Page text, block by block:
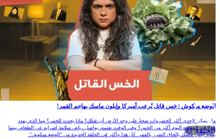
الحلقة 41
الوضع منكوش | خس قاتل يٌرعب أميركا وإيلون ماسك يهاجم القمر!
هل يمكن لإحدى أكثر الخضروات صحةً على وجه الأرض أن تقتلك؟ ماذا يحدث للخس؟ وما الذي يهدد
الولايات المتحدة اليوم أكثر من الخس؟ وفي الوقت نفسه، يواصل رياض سلامة إضرابه عن الطعام، بينما
يقوم إيلون ماسك بإلحاق الضرر بالقمر. كل هذا وأكثر في الحلقة الجديدة من "الوضع منكوش".